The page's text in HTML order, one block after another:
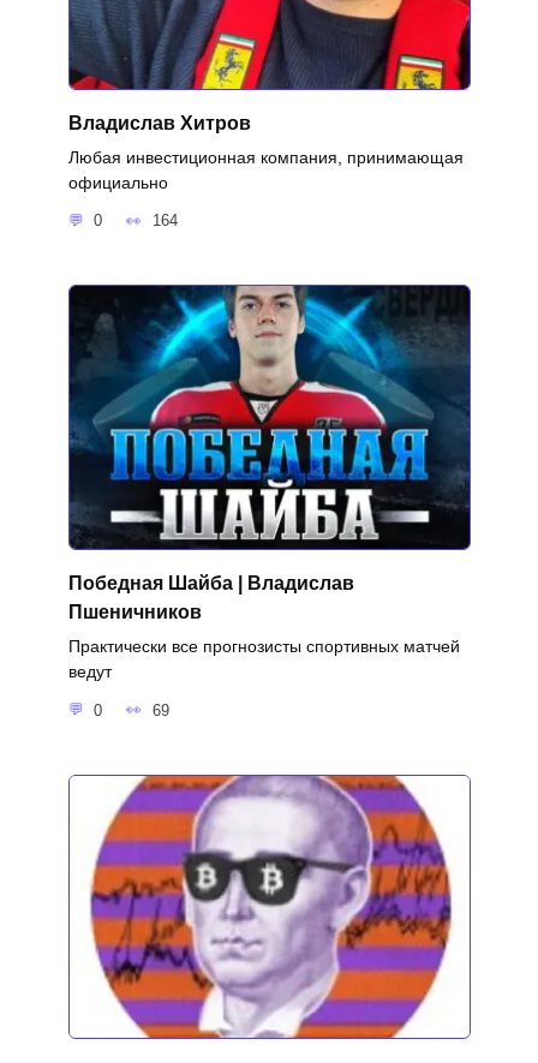
Владислав Хитров
Любая инвестиционная компания, принимающая
официально
0 164
Победная Шайба | Владислав
Пшеничников
Практически все прогнозисты спортивных матчей
ведут
0 69